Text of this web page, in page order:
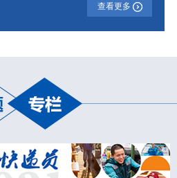
查看更多